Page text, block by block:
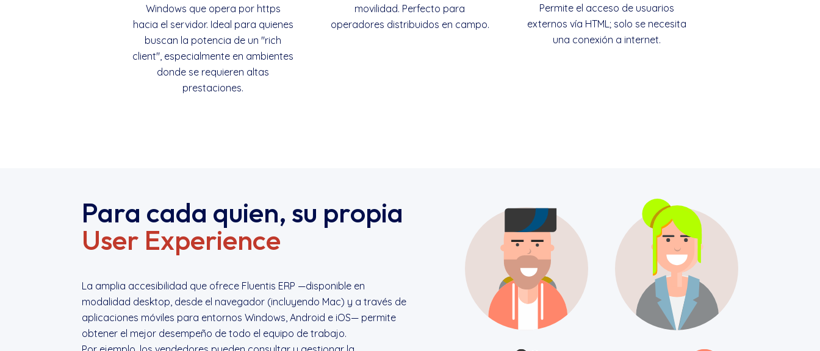
Windows que opera por https
hacia el servidor. Ideal para quienes
buscan la potencia de un "rich
client", especialmente en ambientes
donde se requieren altas
prestaciones.
movilidad. Perfecto para
operadores distribuidos en campo.
Permite el acceso de usuarios
externos vía HTML; solo se necesita
una conexión a internet.
Para cada quien, su propia
User Experience
La amplia accesibilidad que ofrece Fluentis ERP —disponible en
modalidad desktop, desde el navegador (incluyendo Mac) y a través de
aplicaciones móviles para entornos Windows, Android e iOS— permite
obtener el mejor desempeño de todo el equipo de trabajo.